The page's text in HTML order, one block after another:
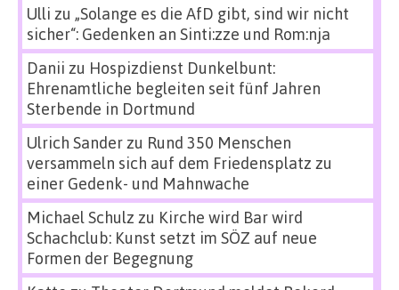
Ulli zu „Solange es die AfD gibt, sind wir nicht
sicher“: Gedenken an Sinti:zze und Rom:nja
Danii zu Hospizdienst Dunkelbunt:
Ehrenamtliche begleiten seit fünf Jahren
Sterbende in Dortmund
Ulrich Sanderzu Rund 350 Menschen
versammeln sich auf dem Friedensplatz zu
einer Gedenk- und Mahnwache
Michael Schulz zu Kirche wird Bar wird
Schachclub: Kunst setzt im SÖZ auf neue
Formen der Begegnung